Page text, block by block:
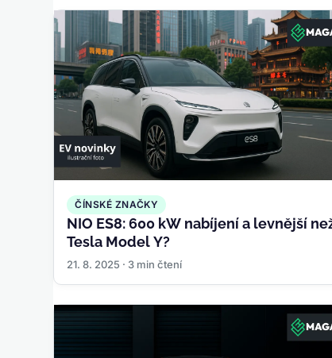
ČÍNSKÉ ZNAČKY
NIO ES8: 600 kW nabíjení a levnější
Tesla Model Y?
21. 8. 2025 · 3 min čtení